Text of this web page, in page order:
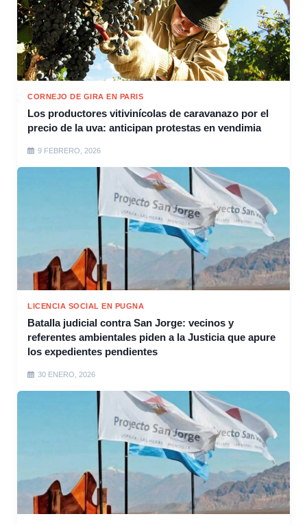
CORNEJO DE GIRA EN PARIS
Los productores vitivinícolas de caravanazo por el
precio de la uva: anticipan protestas en vendimia
9 FEBRERO, 2026
LICENCIA SOCIAL EN PUGNA
Batalla judicial contra San Jorge: vecinos y
referentes ambientales piden a la Justicia que apure
los expedientes pendientes
30 ENERO, 2026